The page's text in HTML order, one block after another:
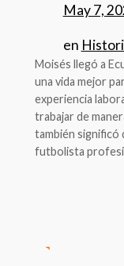
May 7,
en
Moisés llegó a
una vida mejor
experiencia
trabajar de
también significó
futbolista